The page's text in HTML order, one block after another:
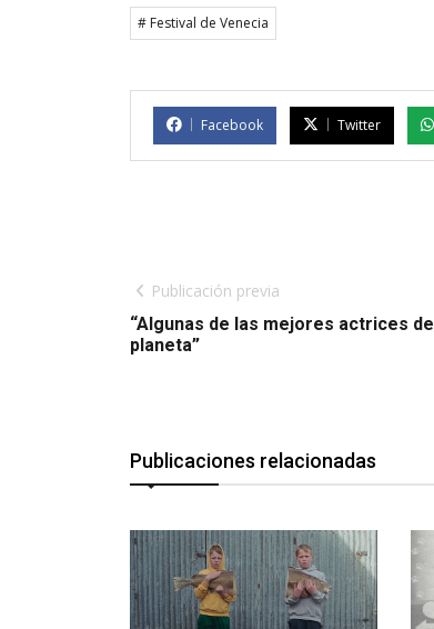
# Festival de Venecia
Facebook Twitter
Publicación previa
“Algunas de las mejores actrices del
planeta”
Publicaciones relacionadas